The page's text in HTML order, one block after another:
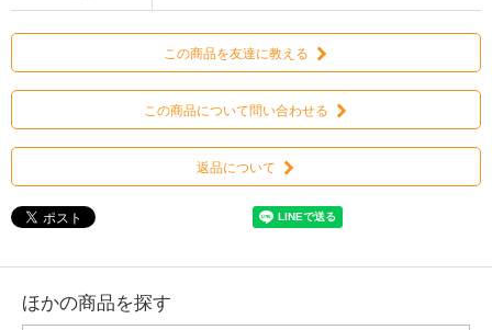
この商品を友達に教える
この商品について問い合わせる
返品について
ほかの商品を探す